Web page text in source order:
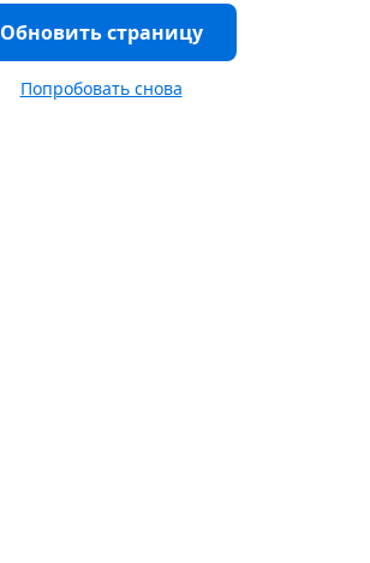
Обновить страницу
Попробовать снова